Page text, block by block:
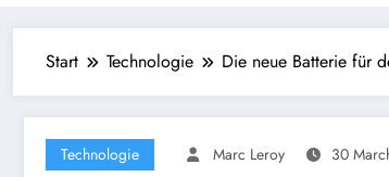
Start Technologie Die neue Batterie für
Technologie Marc Leroy 30